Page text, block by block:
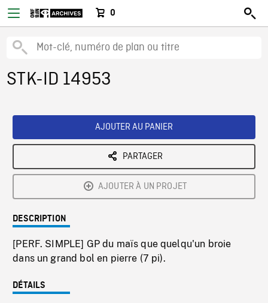
0
STK-ID 14953
AJOUTER AU PANIER
PARTAGER
AJOUTER À UN PROJET
DESCRIPTION
[PERF. SIMPLE] GP du maïs que quelqu'un broie
dans un grand bol en pierre (7 pi).
DÉTAILS